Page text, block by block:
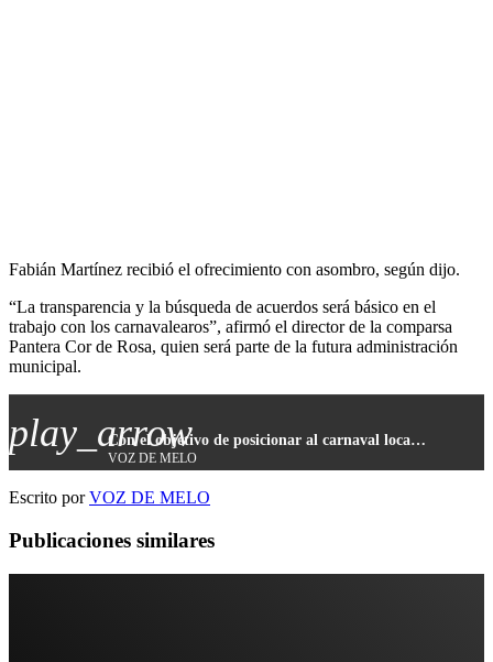
Fabián Martínez recibió el ofrecimiento con asombro, según dijo.
“La transparencia y la búsqueda de acuerdos será básico en el
trabajo con los carnavalearos”, afirmó el director de la comparsa
Pantera Cor de Rosa, quien será parte de la futura administración
municipal.
play_arrow Con el objetivo de posicionar al carnaval local como principal desafío, trabajará el futuro responsable de eventos a nivel de la Intendencia
VOZ DE MELO
Escrito porVOZ DE MELO
Publicaciones similares